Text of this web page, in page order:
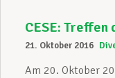
CESE:
21. Oktober 2016
Am 20. Oktober